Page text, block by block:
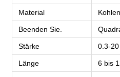
Material
Beenden Sie.
Stärke 0.3-
Länge 6 bis